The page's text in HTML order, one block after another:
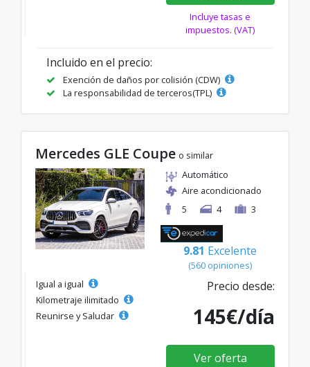
Incluye tasas e
impuestos. (VAT)
Incluido en el precio:
Exención de daños por colisión (CDW)
La responsabilidad de terceros(TPL)
Mercedes GLE Coupe o similar
Automático
Aire acondicionado
5
4 3
9.81 Excelente
(560 opiniones)
Igual a igual
Kilometraje ilimitado
Reunirse y Saludar
Precio desde:
145€/día
Ver oferta